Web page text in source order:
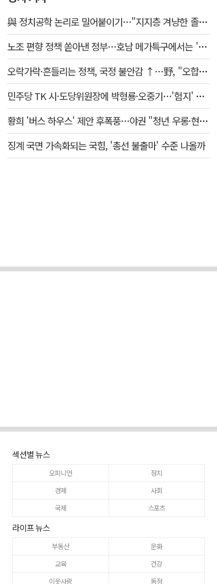
與 정치공학 논리로 밀어붙이기…"지지층 겨냥한 졸속 포퓰리즘 정책"
노조 편향 정책 쏟아낸 정부…호남 메가특구에서는 '반노조'?
오락가락·흔들리는 정책, 국정 불안감 ↑…野, "오합지졸"
민주당 TK 시·도당위원장에 박형룡·오중기…'험지' 총선 이끈다
황희 '버스 하우스' 제안 후폭풍…야권 "청년 우롱·현실 괴리" 총공세
징계 국면 가속화되는 국힘, '총선 불출마' 수준 나올까
섹션별 뉴스
오피니언
정치
경제
사회
국제
스포츠
라이프 뉴스
부동산
문화
교육
건강
이웃사랑
동정